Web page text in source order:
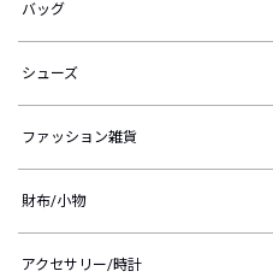
バッグ
シューズ
ファッション雑貨
財布/小物
アクセサリー/時計